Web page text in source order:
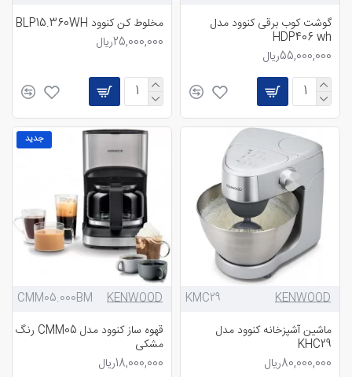
گوشت کوب برقی کنوود مدل
HDP406 wh
55,000,000ریال
مخلوط کن کنوود BLP15.360WH
25,000,000ریال
KENWOOD
KMC29
ماشین آشپزخانه کنوود مدل
KHC29
80,000,000ریال
جدید
KENWOOD
CMM05.000BM
قهوه ساز کنوود مدل CMM05 رنگ
مشکی
18,000,000ریال